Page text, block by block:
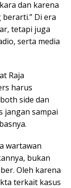
dan karena
Di era
tetapi juga
serta media
Raja
harus
side dan
jangan sampai
wartawan
bukan
Oleh karena
terkait kasus